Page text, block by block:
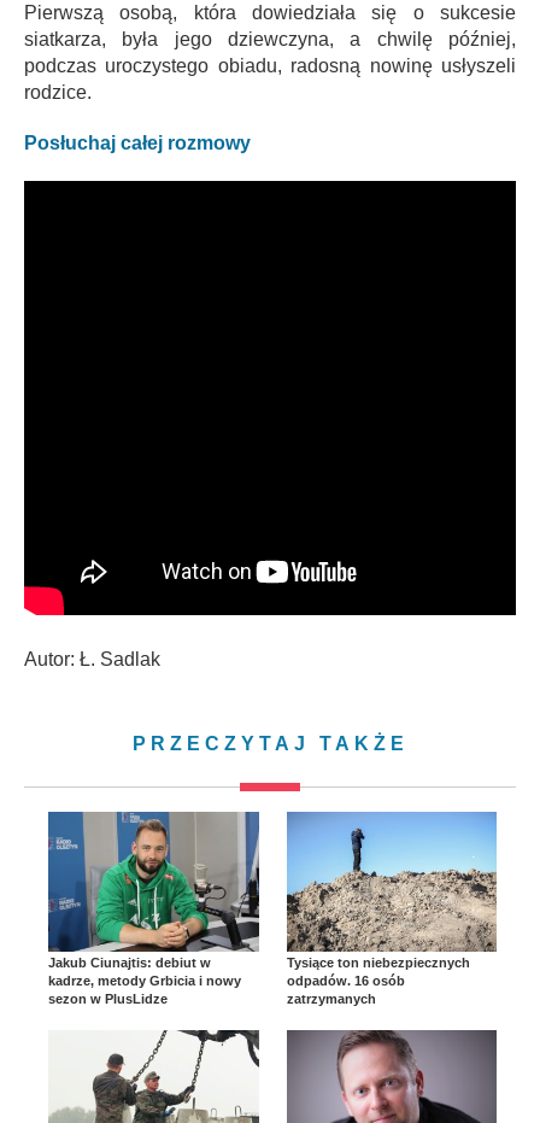
Pierwszą osobą, która dowiedziała się o sukcesie
siatkarza, była jego dziewczyna, a chwilę później,
podczas uroczystego obiadu, radosną nowinę usłyszeli
rodzice.
Posłuchaj całej rozmowy
Autor: Ł. Sadlak
PRZECZYTAJ TAKŻE
Jakub Ciunajtis: debiut w
kadrze, metody Grbicia i nowy
sezon w PlusLidze
Tysiące ton niebezpiecznych
odpadów. 16 osób
zatrzymanych